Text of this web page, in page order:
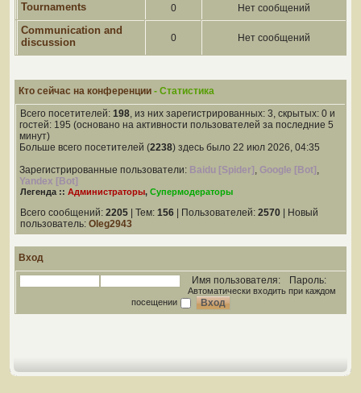
Tournaments 0 Нет сообщений
Communication and
discussion
0 Нет сообщений
Кто сейчас на конференции - Статистика
Всего посетителей: 198, из них зарегистрированных: 3, скрытых: 0 и
гостей: 195 (основано на активности пользователей за последние 5
минут)
Больше всего посетителей (2238) здесь было 22 июл 2026, 04:35
Зарегистрированные пользователи: Baidu [Spider] , Google [Bot] ,
Yandex [Bot]
Легенда :: Администраторы, Супермодераторы
Всего сообщений: 2205 | Тем: 156 | Пользователей: 2570 | Новый
пользователь: Oleg2943
Вход
Имя пользователя:
Пароль:
Автоматически входить при каждом
посещении